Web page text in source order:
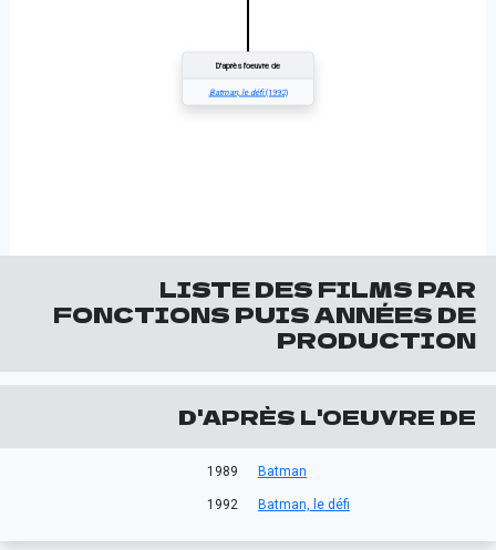
D'après l'oeuvre de
Batman, le défi(1992)
LISTE DES FILMS PAR
FONCTIONS PUIS ANNÉES DE
PRODUCTION
D'APRÈS L'OEUVRE DE
1989 Batman
1992 Batman, le défi